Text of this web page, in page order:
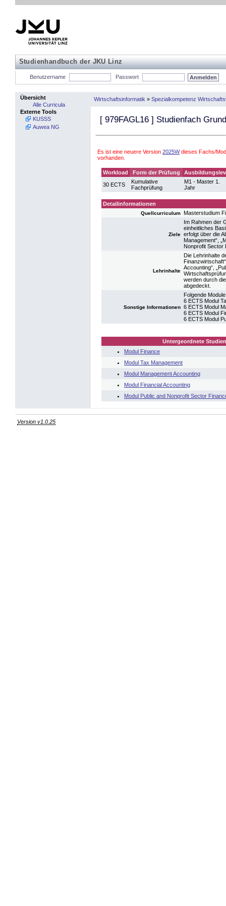
Studienhandbuch der JKU Linz
Benutzername Passwort
Übersicht
Alle Curricula
Externe Tools
KUSSS
Auwea NG
Wirtschaftsinformatik » Spezialkompetenz
[ 979FAGL16 ] Studienfach
Es ist eine neuere Version 2025Wdieses Fachs/
vorhanden.
Workload Form der Prüfung
30 ECTS
Kumulative
Fachprüfung
M1 - Master 1.
Jahr
Detailinformationen
Quellcurriculum Masterstudium
Ziele
Im Rahmen der
einheitliches
erfolgt über die
Management“,
Nonprofit Sector
Lehrinhalte
Die Lehrinhalte
Accounting“,
werden durch
abgedeckt.
Sonstige Informationen
Folgende
6 ECTS Modul
6 ECTS Modul
6 ECTS Modul
6 ECTS Modul
Untergeordnete
Modul Finance
Modul Tax Management
Modul Management Accounting
Modul Financial Accounting
Modul Public and Nonprofit Sector
Version v1.0.25